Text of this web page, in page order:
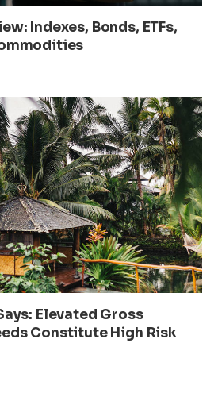
Indexes, Bonds, ETFs,
Elevated Gross
Constitute High Risk